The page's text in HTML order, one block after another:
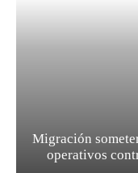
Migración
operativos